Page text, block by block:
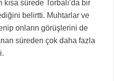
sürede Torbalı’da bir
belirtti. Muhtarlar ve
onların görüşlerini de
süreden çok daha fazla